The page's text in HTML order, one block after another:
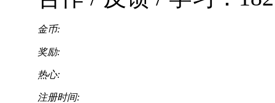
金币:
奖励:
热心:
注册时间: